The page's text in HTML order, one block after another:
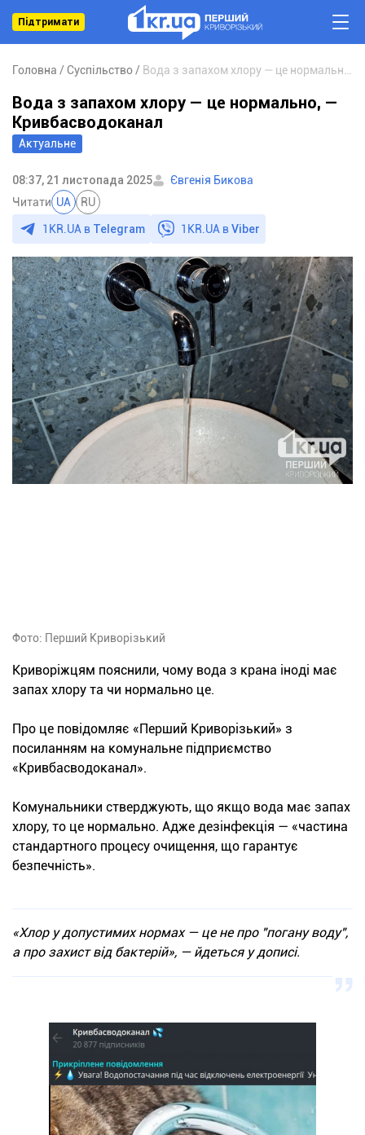
Підтримати
Головна Суспільство
Актуальне
Вода з запахом хлору — це нормально, —
Кривбасводоканал
08:37, 21 листопада 2025
Євгенія Бикова
Читати UA RU
1KR.UA в Telegram 1KR.UA вViber
Фото: Перший Криворізький
Криворіжцям пояснили, чому вода з крана іноді має
запах хлору та чи нормально це.
Про це повідомляє «Перший Криворізький» з
посиланням на комунальне підприємство
«Кривбасводоканал».
Комунальники стверджують, що якщо вода має запах
хлору, то це нормально. Адже дезінфекція — «частина
стандартного процесу очищення, що гарантує
безпечність».
«Хлор у допустимих нормах — це не про "погану воду",
а про захист від бактерій», — йдеться у дописі.